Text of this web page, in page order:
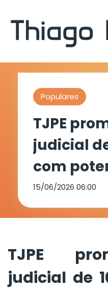
Populares
TJPE
judicial
com
milhões de
gipsita,
traquito
15/06/2026 06:00
TJPE
judicial de